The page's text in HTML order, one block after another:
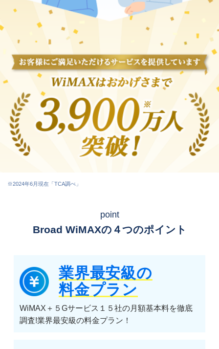
※2024年6月現在「TCA調べ」
point
Broad WiMAXの４つのポイント
業界最安級の
料金プラン
WiMAX＋５Gサービス１５社の月額基本料を徹底
調査!業界最安級の料金プラン！